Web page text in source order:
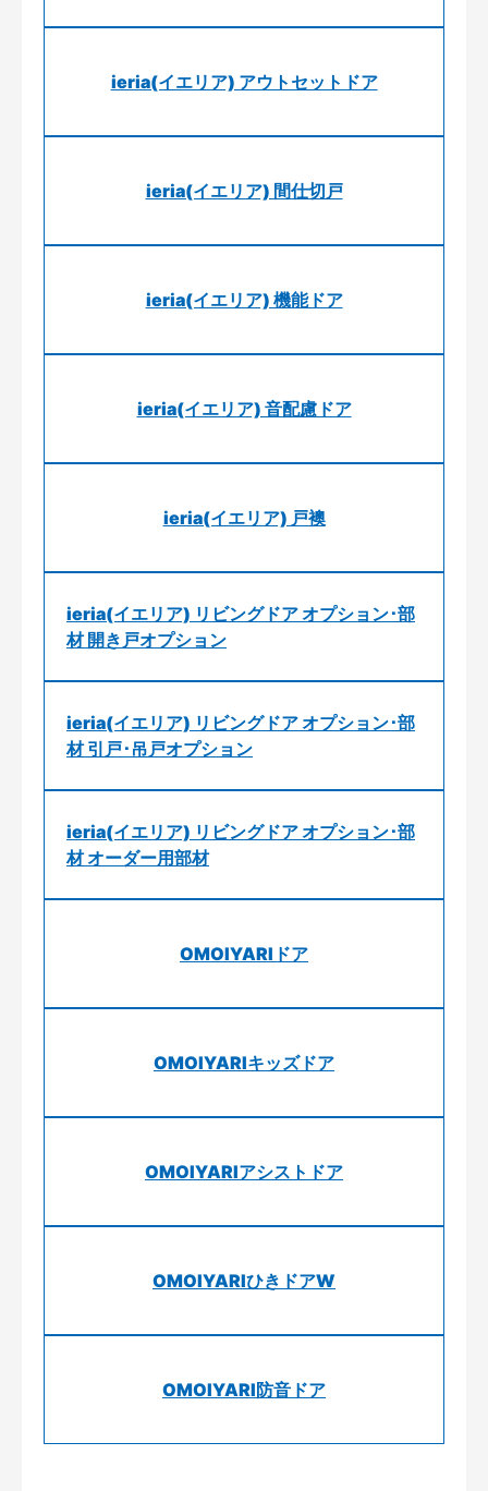
ieria(イエリア) アウトセットドア
ieria(イエリア) 間仕切戸
ieria(イエリア) 機能ドア
ieria(イエリア) 音配慮ドア
ieria(イエリア) 戸襖
ieria(イエリア) リビングドア オプション･部
材 開き戸オプション
ieria(イエリア) リビングドア オプション･部
材 引戸･吊戸オプション
ieria(イエリア) リビングドア オプション･部
材 オーダー用部材
OMOIYARIドア
OMOIYARIキッズドア
OMOIYARIアシストドア
OMOIYARIひきドアW
OMOIYARI防音ドア